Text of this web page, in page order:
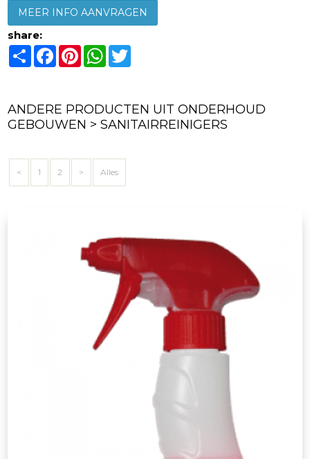
MEER INFO AANVRAGEN
share:
ShareFacebook
PinterestWhatsApp
ANDERE PRODUCTEN UIT ONDERHOUD
GEBOUWEN > SANITAIRREINIGERS
< 1 2 > Alles